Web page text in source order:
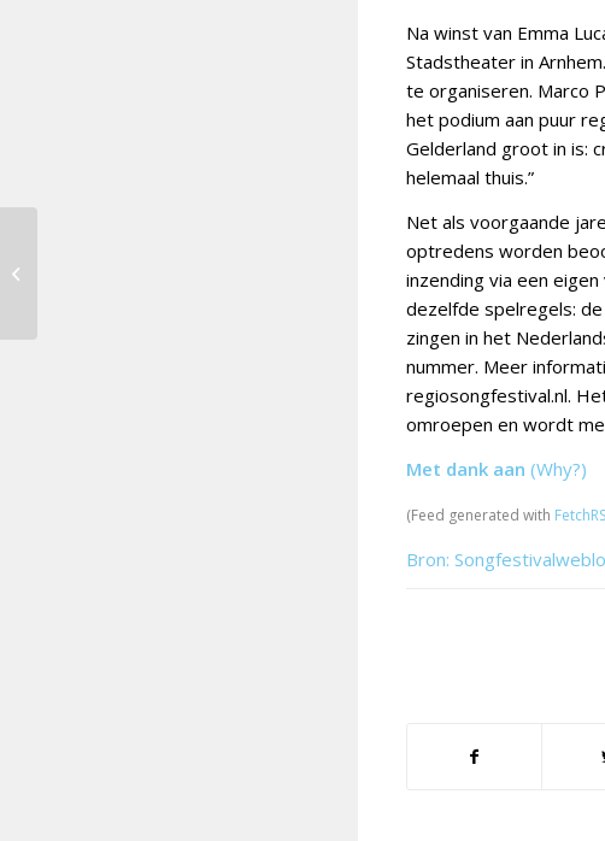
Na winst van Emma
Stadstheater in
te organiseren. Marco
het podium aan puur
Gelderland groot in is:
helemaal thuis.”
Net als voorgaande
optredens worden
inzending via een
dezelfde spelregels:
zingen in het
nummer. Meer
regiosongfestival.nl.
omroepen en wordt
Met dank aan (Why?)
(Feed generated with
Bron: